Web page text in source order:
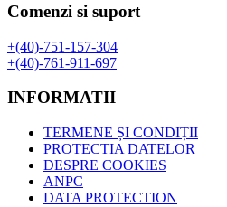
Comenzi si suport
+(40)-751-157-304
+(40)-761-911-697
INFORMATII
TERMENE ȘI CONDIȚII
PROTECTIA DATELOR
DESPRE COOKIES
ANPC
DATA PROTECTION